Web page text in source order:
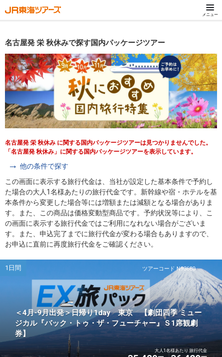
メニュー
名古屋発 栄 秋休みで探す国内パッケージツアー
名古屋発 栄 秋休み に関する国内パッケージツアーは見つかりませんでした。
「名古屋発 秋休み」に関する国内パッケージツアーを表示しています。
他の条件で探す
この画面に表示する旅行代金は、当社が設定した基本条件で予約し
た場合の大人1名様あたりの旅行代金です。新幹線や宿・ホテルを基
本条件から変更した場合等には増額または減額となる場合がありま
す。また、この商品は価格変動型商品です。予約状況等により、こ
の画面に表示する旅行代金ではご利用になれない場合がございま
す。また、申込完了までに旅行代金が変わる場合もありますので、
お申込に直前に再度旅行代金をご確認ください。
ツアーコード N93680
1日間
＜4月-9月出発＞日帰り1day 東京 【劇団四季 ミュー
ジカル『バック・トゥ・ザ・フューチャー』Ｓ1席観劇
券】
大人1名様あたり 旅行代金